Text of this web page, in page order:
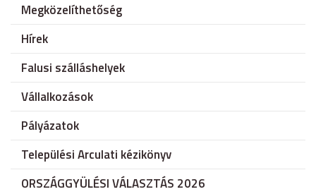
Megközelíthetőség
Hírek
Falusi szálláshelyek
Vállalkozások
Pályázatok
Települési Arculati kézikönyv
ORSZÁGGYÜLÉSI VÁLASZTÁS 2026